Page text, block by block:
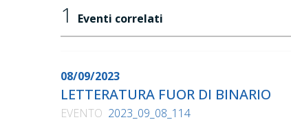
1 Eventi correlati
08/09/2023
LETTERATURA FUOR DI BINARIO
EVENTO 2023_09_08_114